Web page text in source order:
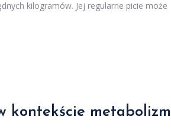
kilogramów. Jej regularne picie może
kontekście